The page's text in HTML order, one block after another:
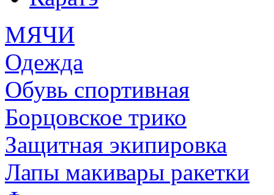
МЯЧИ
Одежда
Обувь спортивная
Борцовское трико
Защитная экипировка
Лапы макивары ракетки